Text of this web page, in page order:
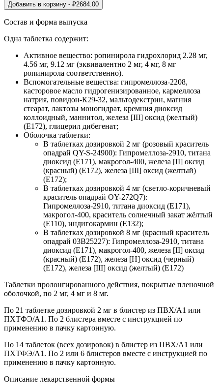
Добавить в корзину - ₽2684.00
Состав и форма выпуска
Одна таблетка содержит:
Активное вещество: ропинирола гидрохлорид 2.28 мг,
4.56 мг, 9.12 мг (эквивалентно 2 мг, 4 мг, 8 мг
ропинирола соответственно).
Вспомогательные вещества: гипромеллоза-2208,
касторовое масло гидрогенизированное, кармеллоза
натрия, повидон-К29-32, мальтодекстрин, магния
стеарат, лактозы моногидрат, кремния диоксид
коллоидный, маннитол, железа [III] оксид (желтый)
(Е172), глицерил дибегенат;
Оболочка таблетки:
В таблетках дозировкой 2 мг (розовый краситель
опадрай QY-S-24900): Гипромеллоза-2910, титана
диоксид (Е171), макрогол-400, железа [II] оксид
(красный) (Е172), железа [III] оксид (желтый)
(Е172);
В таблетках дозировкой 4 мг (светло-коричневый
краситель опадрай OY-272Q7):
Гипромеллоза-2910, титана диоксид (Е171),
макрогол-400, краситель солнечный закат жёлтый
(Е110), индигокармин (Е132);
В таблетках дозировкой 8 мг (красный краситель
опадрай 03В25227): Гипромеллоза-2910, титана
диоксид (Е171), макрогол-400, железа [II] оксид
(красный) (Е172), железа [Н] оксид (черный)
(Е172), железа [III] оксид (желтый) (Е172)
Таблетки пролонгированного действия, покрытые пленочной
оболочкой, по 2 мг, 4 мг и 8 мг.
По 21 таблетке дозировкой 2 мг в блистер из ПВХ/А1 или
ПХТФЭ/А1. По 2 блистера вместе с инструкцией по
применению в пачку картонную.
По 14 таблеток (всех дозировок) в блистер из ПВХ/А1 или
ПХТФЭ/А1. По 2 или 6 блистеров вместе с инструкцией по
применению в пачку картонную.
Описание лекарственной формы